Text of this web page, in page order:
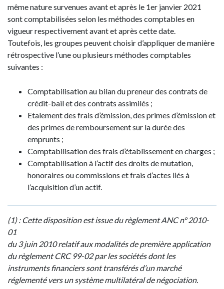
même nature survenues avant et après le 1er janvier 2021
sont comptabilisées selon les méthodes comptables en
vigueur respectivement avant et après cette date.
Toutefois, les groupes peuvent choisir d’appliquer de manière
rétrospective l’une ou plusieurs méthodes comptables
suivantes :
Comptabilisation au bilan du preneur des contrats de
crédit-bail et des contrats assimilés ;
Etalement des frais d’émission, des primes d’émission et
des primes de remboursement sur la durée des
emprunts ;
Comptabilisation des frais d’établissement en charges ;
Comptabilisation à l’actif des droits de mutation,
honoraires ou commissions et frais d’actes liés à
l’acquisition d’un actif.
(1) : Cette disposition est issue du règlement ANC n° 2010-
01
du 3 juin 2010 relatif aux modalités de première application
du règlement CRC 99-02 par les sociétés dont les
instruments financiers sont transférés d’un marché
réglementé vers un système multilatéral de négociation.